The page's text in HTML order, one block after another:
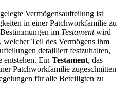
Vermögensaufteilung ist
in einer Patchworkfamilie zu
im Testamentwird
welcher Teil des Vermögens ihm
detailliert festzuhalten,
entstehen. Ein Testament, das
Patchworkfamilie zugeschnitten
für alle Beteiligten zu